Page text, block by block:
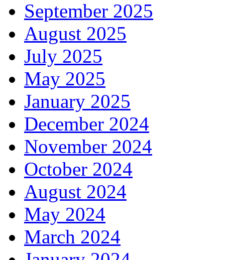
September 2025
August 2025
July 2025
May 2025
January 2025
December 2024
November 2024
October 2024
August 2024
May 2024
March 2024